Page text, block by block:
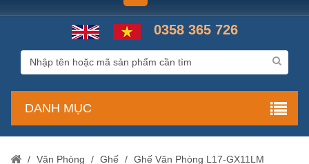
0358 365 726
DANH MỤC
/ Văn Phòng / Ghế / Ghế Văn Phòng L17-GX11LM